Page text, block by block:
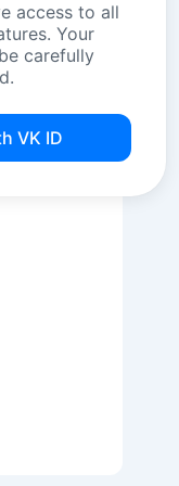
access to all
Your
carefully
VK ID